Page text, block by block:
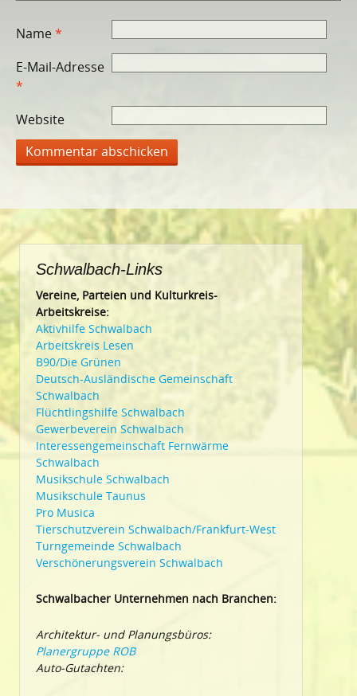
Name*
E-Mail-Adresse
*
Website
Schwalbach-Links
Vereine, Parteien und Kulturkreis-
Arbeitskreise:
Aktivhilfe Schwalbach
Arbeitskreis Lesen
B90/Die Grünen
Deutsch-Ausländische Gemeinschaft
Schwalbach
Flüchtlingshilfe Schwalbach
Gewerbeverein Schwalbach
Interessengemeinschaft Fernwärme
Schwalbach
Musikschule Schwalbach
Musikschule Taunus
Pro Musica
Tierschutzverein Schwalbach/Frankfurt-West
Turngemeinde Schwalbach
Verschönerungsverein Schwalbach
Schwalbacher Unternehmen nach Branchen:
Architektur- und Planungsbüros:
Planergruppe ROB
Auto-Gutachten: